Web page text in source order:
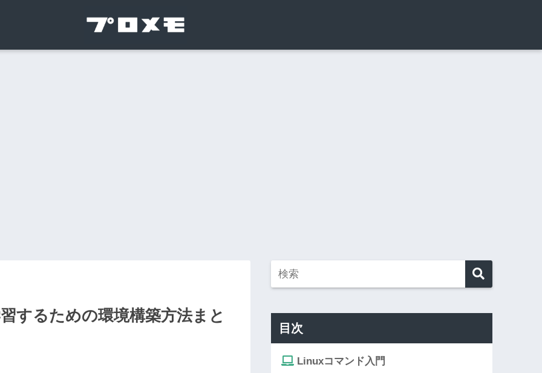
するための環境構築方法まと
目次
Linuxコマンド入門